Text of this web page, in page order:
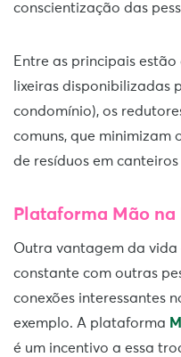
conscientização das
Entre as principais
lixeiras disponibilizadas
condomínio), os
comuns, que minimizam
de resíduos em
Plataforma Mão na
Outra vantagem da
constante com outras
conexões interessantes
exemplo. A plataforma
é um incentivo a essa